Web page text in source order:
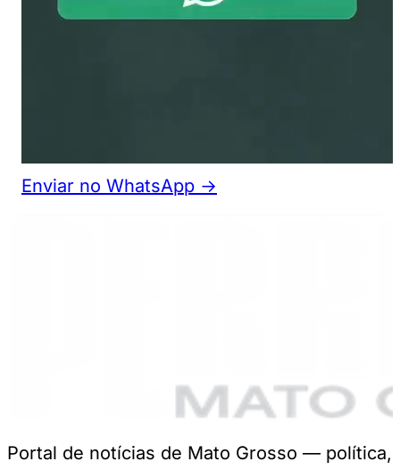
Enviar no WhatsApp →
Portal de notícias de Mato Grosso — política,